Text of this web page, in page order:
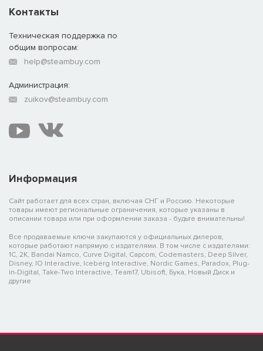
Информация
Сайт работает для всех стран, включая СНГ и Россию. Некоторые
товары имеют региональные ограничения, которые указаны в
описании товара или при оформлении заказа - будьте внимательны!
Все продаваемые ключи закупаются у официальных дилеров,
которые работают напрямую с издателями. В том числе с издателями:
1C, 2K, Bandai Namco, Curve Digital, Capcom, Codemasters, Deep Silver,
Disney, IO Interactive, Iceberg Interactive, Nordic Games, Paradox, Plug-
in-Digital, Take-Two Interactive, Team17, Ubisoft, Бука, Новый Диск и
другие
Контакты
Техническая поддержка по
общим вопросам:
help@steambuy.com
Администрация:
zuikov@steambuy.com